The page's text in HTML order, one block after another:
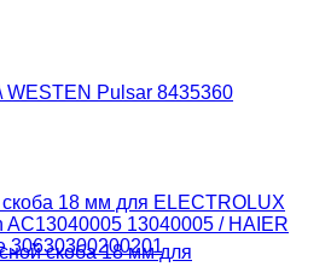
18 мм для ELECTROLUX
AC13040005 13040005 / HAIER
30630300200201